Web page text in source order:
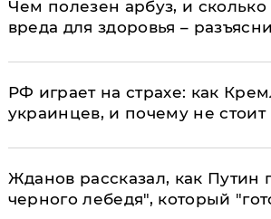
Чем полезен арбуз, и
вреда для здоровья –
РФ играет на страхе: как
украинцев, и почему не стоит
Жданов рассказал, как Путин
черного лебедя", который